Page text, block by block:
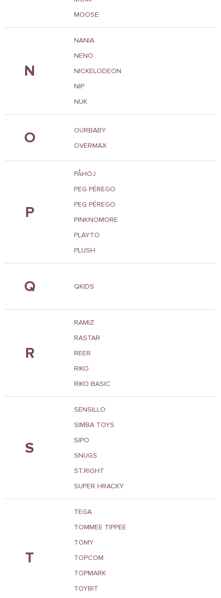
MOOSE
N
NANIA
NENO
NICKELODEON
NIP
NUK
O
OURBABY
OVERMAX
P
PÅHOJ
PEG PÉREGO
PEG PÉREGO
PINKNOMORE
PLAYTO
PLUSH
Q QKIDS
R
RAMIZ
RASTAR
REER
RIKO
RIKO BASIC
S
SENSILLO
SIMBA TOYS
SIPO
SNUGS
ST.RIGHT
SUPER HRACKY
T
TEGA
TOMMEE TIPPEE
TOMY
TOPCOM
TOPMARK
TOYBIT